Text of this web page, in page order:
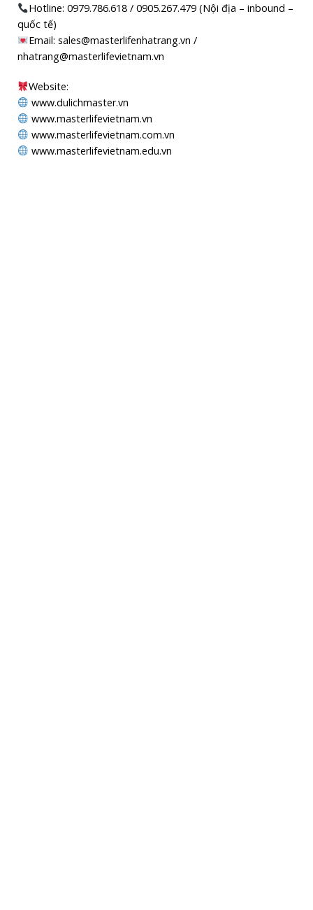
Hotline: 0979.786.618 / 0905.267.479 (Nội địa – inbound –
quốc tế)
Email: sales@masterlifenhatrang.vn /
nhatrang@masterlifevietnam.vn
Website:
www.dulichmaster.vn
www.masterlifevietnam.vn
www.masterlifevietnam.com.vn
www.masterlifevietnam.edu.vn